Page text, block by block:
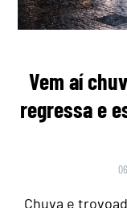
Vem aí
regressa e
Chuva e